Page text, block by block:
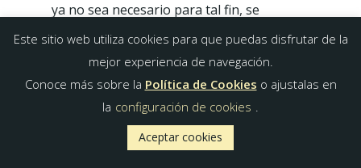
ya no sea necesario para tal fin, se
suprimirán con
medidas de seguridad adecuadas para
garantizar la seudonimización de los
datos o
destrucción total de los mismos. Los
testigos se publicarán en nuestra página
Este sitio web utiliza cookies para que puedas disfrutar de la
mejor experiencia de navegación.
Conoce más sobre la Política de Cookies o ajustalas en
la configuración de cookies .
Aceptar cookies